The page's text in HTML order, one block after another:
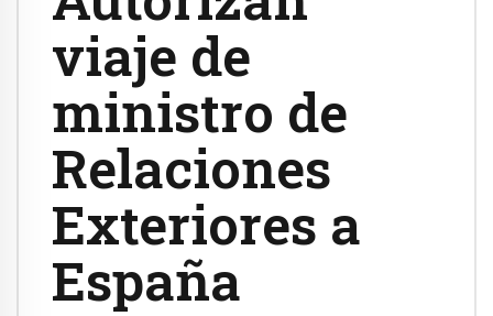
viaje de
ministro de
Relaciones
Exteriores a
España